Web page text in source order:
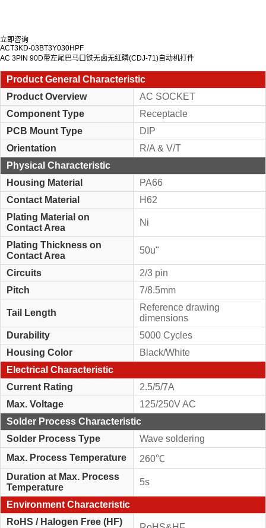
立即咨询
ACT3KD-03BT3Y030HPF
AC 3PIN 90D带左尾巴马口铁无卤无红磷(CDJ-71)自动机打件
Product General Characteristic
Product Overview
AC SOCKET
Component Type
Receptacle
PCB Mount Type
DIP
Orientation
R/A & V/T
Physical Characteristic
Housing Material
PA66
Contact Material
H62
Plating Material on
Contact Area
Ni
Plating Thickness on
Contact Area
50u"
Circuits
2/3 pin
Pitch
7/8.5mm
Tail Length
Reference drawing
dimensions
Durability
5000 Cycles
Housing Color
Black/White
Electrical Characteristic
Current Rating
2.5/5/7A
Max. Voltage
125/250V AC
Solder Process Characteristic
Solder Process Type
Wave soldering
Max. Process Temperature
260℃
Duration at Max. Process
Temperature
5s
Environment Characteristic
RoHS / Halogen Free (HF)